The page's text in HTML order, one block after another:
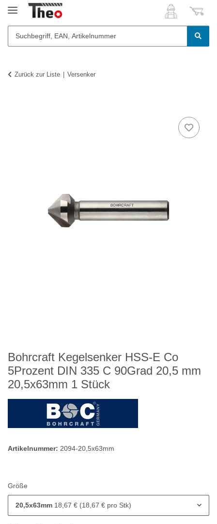
Zurück zur Liste Versenker
Bohrcraft Kegelsenker HSS-E Co
5Prozent DIN 335 C 90Grad 20,5 mm
20,5x63mm 1 Stück
Artikelnummer: 2094-20,5x63mm
Größe
20,5x63mm 18,67 € (18,67 € pro Stk)